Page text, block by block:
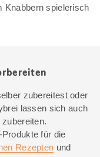
Knabbern spielerisch
zubereitest oder
lassen sich auch
für die
Rezepten und